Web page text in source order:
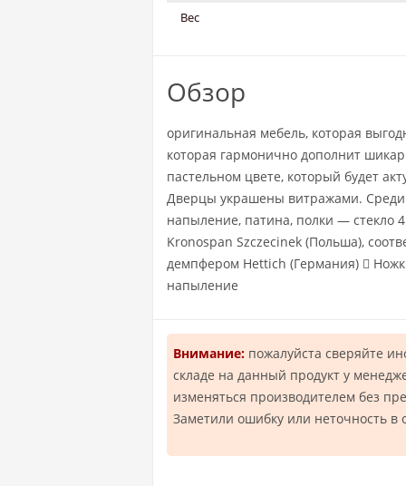
Вес
Обзор
оригинальная мебель, которая
которая гармонично дополнит
пастельном цвете, который будет
Дверцы украшены витражами. Среди
напыление, патина, полки — стекло
Kronospan Szczecinek (Польша),
демпфером Hettich (Германия) 
напыление
Внимание: пожалуйста сверяйте
складе на данный продукт у
изменяться производителем без
Заметили ошибку или неточность в